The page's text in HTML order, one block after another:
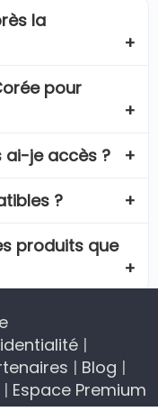
la
pour
ai-je accès ?
?
produits que
|
| Blog |
| Espace Premium